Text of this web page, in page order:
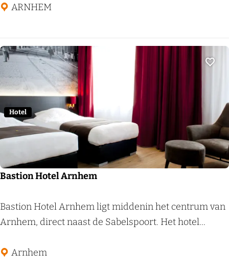
e
a
t
s
l
a
k
a
e
o
e
k
h
s
c
h
a
ARNHEM
Bastion Hotel Arnhem
B
a
t
Bastion Hotel Arnhem ligt middenin het centrum van
Arnhem, direct naast de Sabelspoort. Het hotel...
Arnhem
Hotel